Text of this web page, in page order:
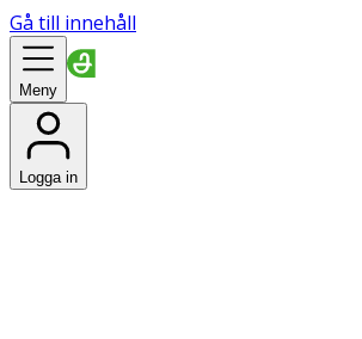
Gå till innehåll
Meny
Logga in